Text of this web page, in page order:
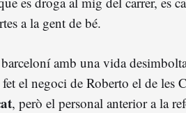
a la gent de bé.
amb una vida
el negoci de Roberto el de les
, però el personal anterior a la